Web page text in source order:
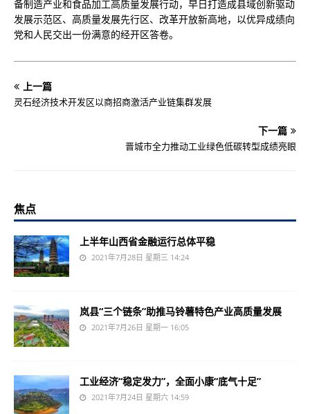
备制造产业和食品加工高质量发展行动，早日打造成县域创新驱动
发展示范区、高质量发展先行区、改革开放新高地，以优异成绩向
党和人民交出一份满意的经开区答卷。
上一篇
灵石经济技术开发区以商招商激活产业链集群发展
下一篇
晋城市全力推动工业绿色低碳转型成绩亮眼
焦点
上半年山西省金融运行总体平稳
2021年7月28日 星期三 14:24
岚县“三个链条”助推马铃薯特色产业高质量发展
2021年7月26日 星期一 16:05
工业经济“稳定发力”，全面小康“底气十足”
2021年7月24日 星期六 14:59